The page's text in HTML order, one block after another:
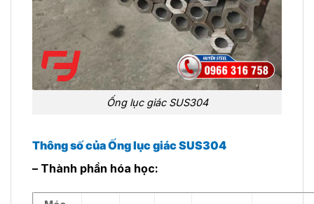
Ống lục giác SUS304
Thông số của Ống lục giác SUS304
– Thành phần hóa học: